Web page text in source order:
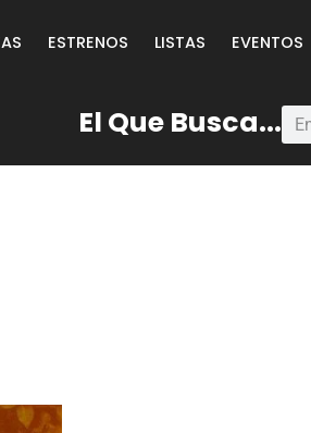
ESTRENOS LISTAS EVENTOS
El Que Busca...